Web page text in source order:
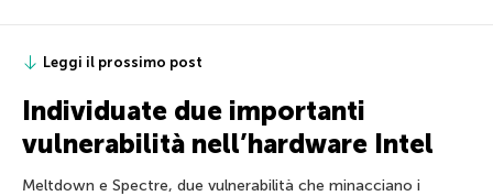
Leggi il prossimo post
Individuate due importanti
vulnerabilità nell’hardware Intel
Meltdown e Spectre, due vulnerabilità che minacciano i